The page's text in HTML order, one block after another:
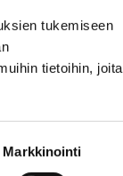
tukemiseen
tietoihin, joita
Markkinointi